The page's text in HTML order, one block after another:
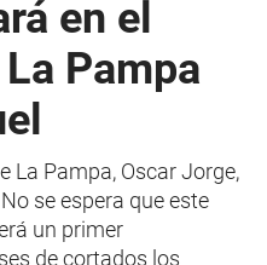
en el
Pampa
La Pampa, Oscar Jorge,
se espera que este
un primer
de cortados los